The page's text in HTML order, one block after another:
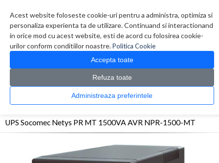
Acest website foloseste cookie-uri pentru a administra, optimiza si
personaliza experienta ta de utilizare. Continuand si interactionand
in orice mod cu acest website, esti de acord cu folosirea cookie-
urilor conform conditiilor noastre.Politica Cookie
Accepta toate
Refuza toate
Administreaza preferintele
0 produs(e)
CATALOG PRODUSE
UPS - Protectie > UPS > UPS Socomec Netys PR MT 1500VA AVR NPR-
UPS Socomec Netys PR MT 1500VA AVR NPR-1500-MT